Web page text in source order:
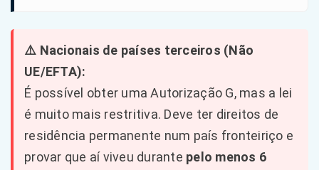
⚠️ Nacionais de países terceiros (Não
UE/EFTA):
É possível obter uma Autorização G, mas a lei
é muito mais restritiva. Deve ter direitos de
residência permanente num país fronteiriço e
provar que aí viveu durante pelo menos 6